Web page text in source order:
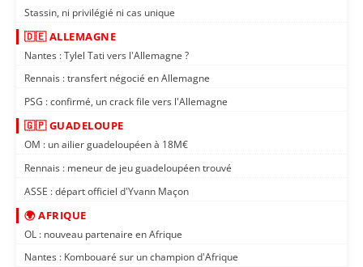
Stassin, ni privilégié ni cas unique
🇩🇪 ALLEMAGNE
Nantes : Tylel Tati vers l'Allemagne ?
Rennais : transfert négocié en Allemagne
PSG : confirmé, un crack file vers l'Allemagne
🇬🇵 GUADELOUPE
OM : un ailier guadeloupéen à 18M€
Rennais : meneur de jeu guadeloupéen trouvé
ASSE : départ officiel d'Yvann Maçon
🌍 AFRIQUE
OL : nouveau partenaire en Afrique
Nantes : Kombouaré sur un champion d'Afrique